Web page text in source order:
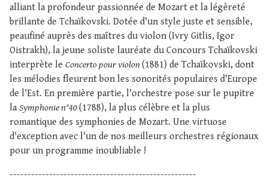
alliant la profondeur passionnée de Mozart et la légèreté
brillante de Tchaïkovski. Dotée d'un style juste et sensible,
peaufiné auprès des maîtres du violon (Ivry Gitlis, Igor
Oistrakh), la jeune soliste lauréate du Concours Tchaïkovski
interprète le Concerto pour violon(1881) de Tchaïkovski, dont
les mélodies fleurent bon les sonorités populaires d'Europe
de l'Est. En première partie, l'orchestre pose sur le pupitre
la Symphonie n°40(1788), la plus célèbre et la plus
romantique des symphonies de Mozart. Une virtuose
d'exception avec l'un de nos meilleurs orchestres régionaux
pour un programme inoubliable !
----------------------------------------------------